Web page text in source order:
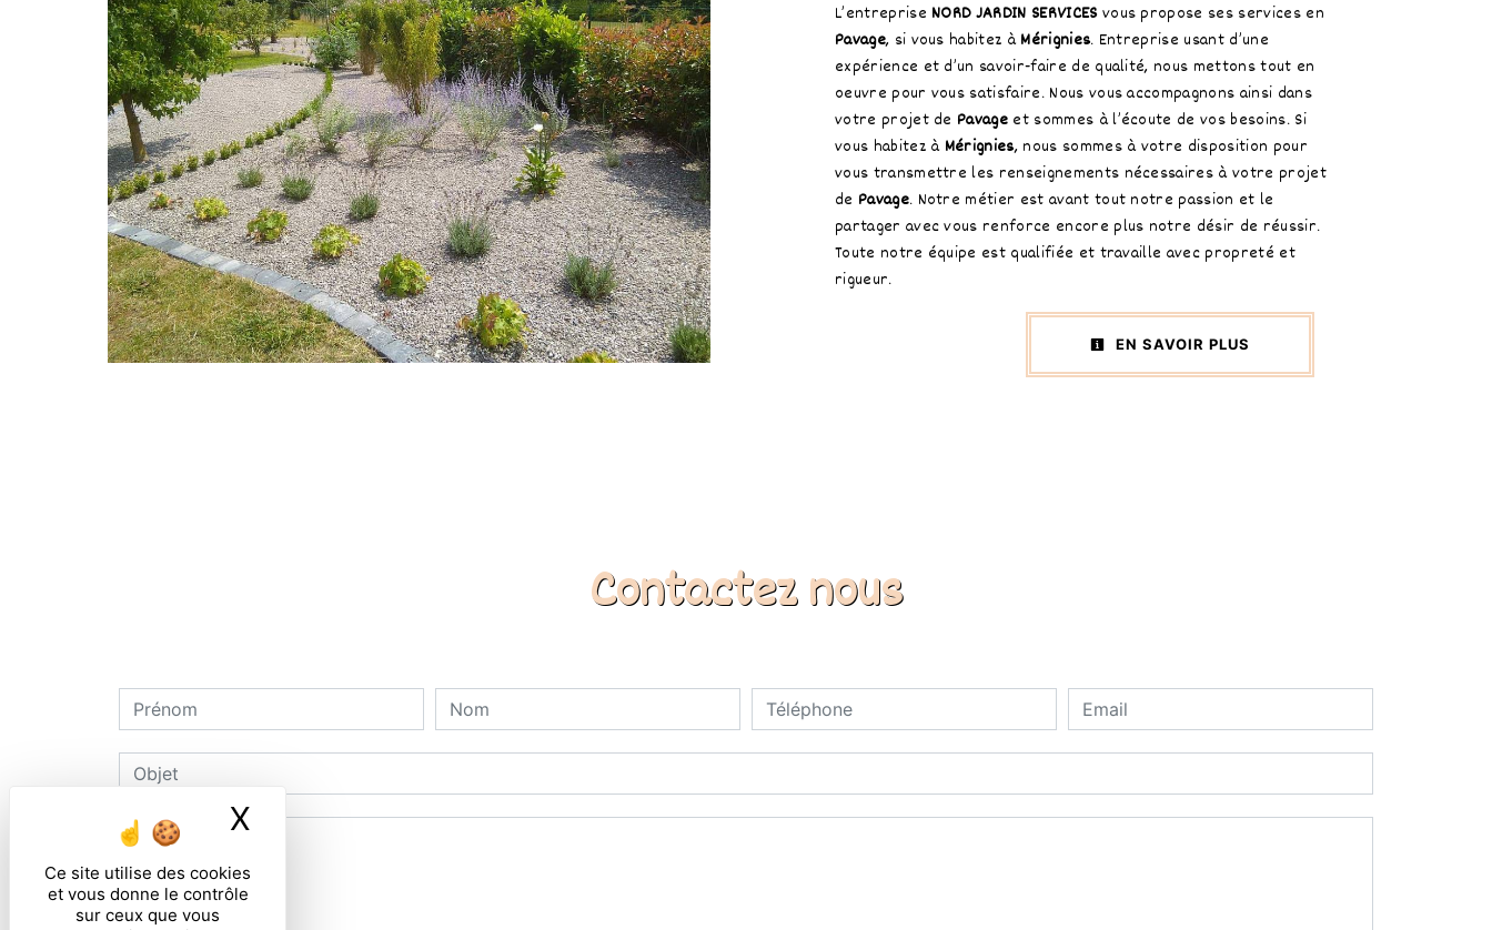
Ce site utilise des cookies
et vous donne le contrôle
sur ceux que vous
X Masquer le bandeau des cookies
L’entreprise NORD JARDIN SERVICESvous propose ses services en
Pavage, si vous habitez àMérignies. Entreprise usant d’une
expérience et d’un savoir-faire de qualité, nous mettons tout en
oeuvre pour vous satisfaire. Nous vous accompagnons ainsi dans
votre projet de Pavage et sommes à l’écoute de vos besoins. Si
vous habitez à Mérignies, nous sommes à votre disposition pour
vous transmettre les renseignements nécessaires à votre projet
de Pavage. Notre métier est avant tout notre passion et le
partager avec vous renforce encore plus notre désir de réussir.
Toute notre équipe est qualifiée et travaille avec propreté et
rigueur.
EN SAVOIR PLUS
Contactez nous